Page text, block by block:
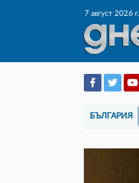
7 август 2026 г.
БЪЛГАРИЯ